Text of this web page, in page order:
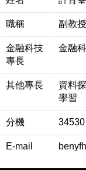
職稱 副教授
金融科技
專長
金融
其他專長
資料
學習
分機 34530
E-mail